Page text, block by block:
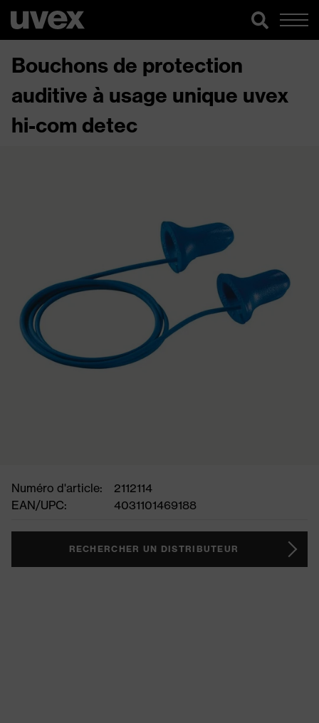
Bouchons de protection
auditive à usage unique uvex
hi-com detec
Numéro d'article:
2112114
EAN/UPC:
4031101469188
RECHERCHER UN DISTRIBUTEUR